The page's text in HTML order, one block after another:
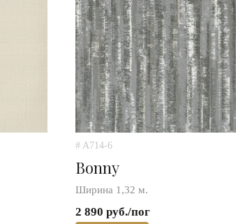
# A714-6
Bonny
Ширина 1,32 м.
2 890 руб./пог